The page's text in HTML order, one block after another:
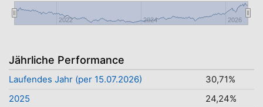
2022 2024 2026
Jährliche Performance
Laufendes Jahr (per 15.07.2026)
30,71%
2025
24,24%